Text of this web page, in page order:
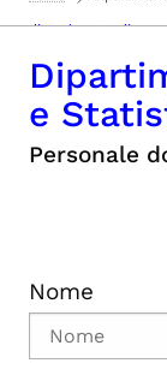
dipartimento di
e
Personale
Nome